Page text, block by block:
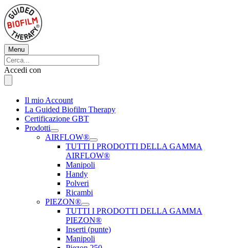
Vai
al
contenuto
Menu
Menu
Cerca:
Cerca
Accedi con
Il mio Account
La Guided Biofilm Therapy
Certificazione GBT
Prodotti
AIRFLOW®
TUTTI I PRODOTTI DELLA GAMMA
AIRFLOW®
Manipoli
Handy
Polveri
Ricambi
PIEZON®
TUTTI I PRODOTTI DELLA GAMMA
PIEZON®
Inserti (punte)
Manipoli